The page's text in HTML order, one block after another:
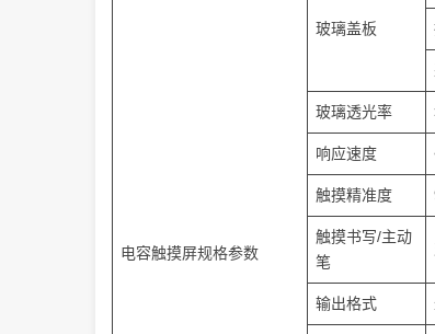
电容触摸屏规格参数
玻璃盖板
玻璃透光率
响应速度
触摸精准度
触摸书写/主动
笔
输出格式